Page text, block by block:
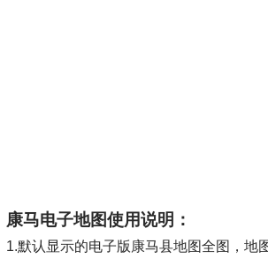
康马电子地图使用说明：
1.默认显示的电子版康马县地图全图，地